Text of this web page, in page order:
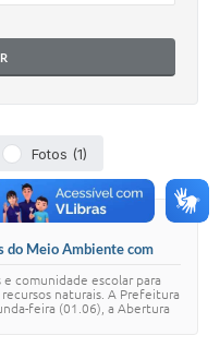
Fotos (1)
do Meio Ambiente com
comunidade escolar para
naturais. A Prefeitura
feira (01.06), a Abertura